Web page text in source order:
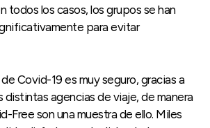
todos los casos, los grupos se han
para evitar
Covid-19 es muy seguro, gracias a
distintas agencias de viaje, de manera
Free son una muestra de ello. Miles